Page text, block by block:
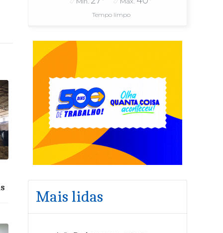
Tempo limpo
Mais lidas